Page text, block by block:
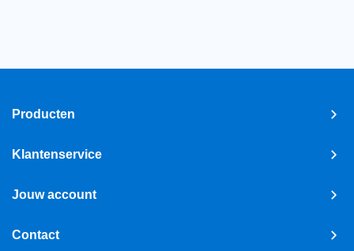
Producten
Klantenservice
Jouw account
Contact